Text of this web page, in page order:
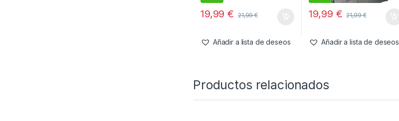
19,99€ 21,99€
Añadir a lista de deseos
19,99 € 21,99€
Añadir a lista de deseos
Productos relacionados